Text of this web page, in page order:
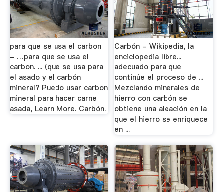
para que se usa el carbon
- …para que se usa el
carbon. ... (que se usa para
el asado y el carbón
mineral? Puedo usar carbon
mineral para hacer carne
asada, Learn More. Carbón.
Carbón - Wikipedia, la
enciclopedia libre...
adecuado para que
continúe el proceso de ...
Mezclando minerales de
hierro con carbón se
obtiene una aleación en la
que el hierro se enriquece
en ...